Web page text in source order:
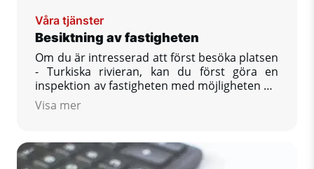
Våra tjänster
Besiktning av fastigheten
Om du är intresserad att först besöka platsen
- Turkiska rivieran, kan du först göra en
inspektion av fastigheten med möjligheten att
se och jämföra ett större antal fastigheter
som erbjuds, få svar på dina frågor som
eiendom i Turkiet.
Visa mer